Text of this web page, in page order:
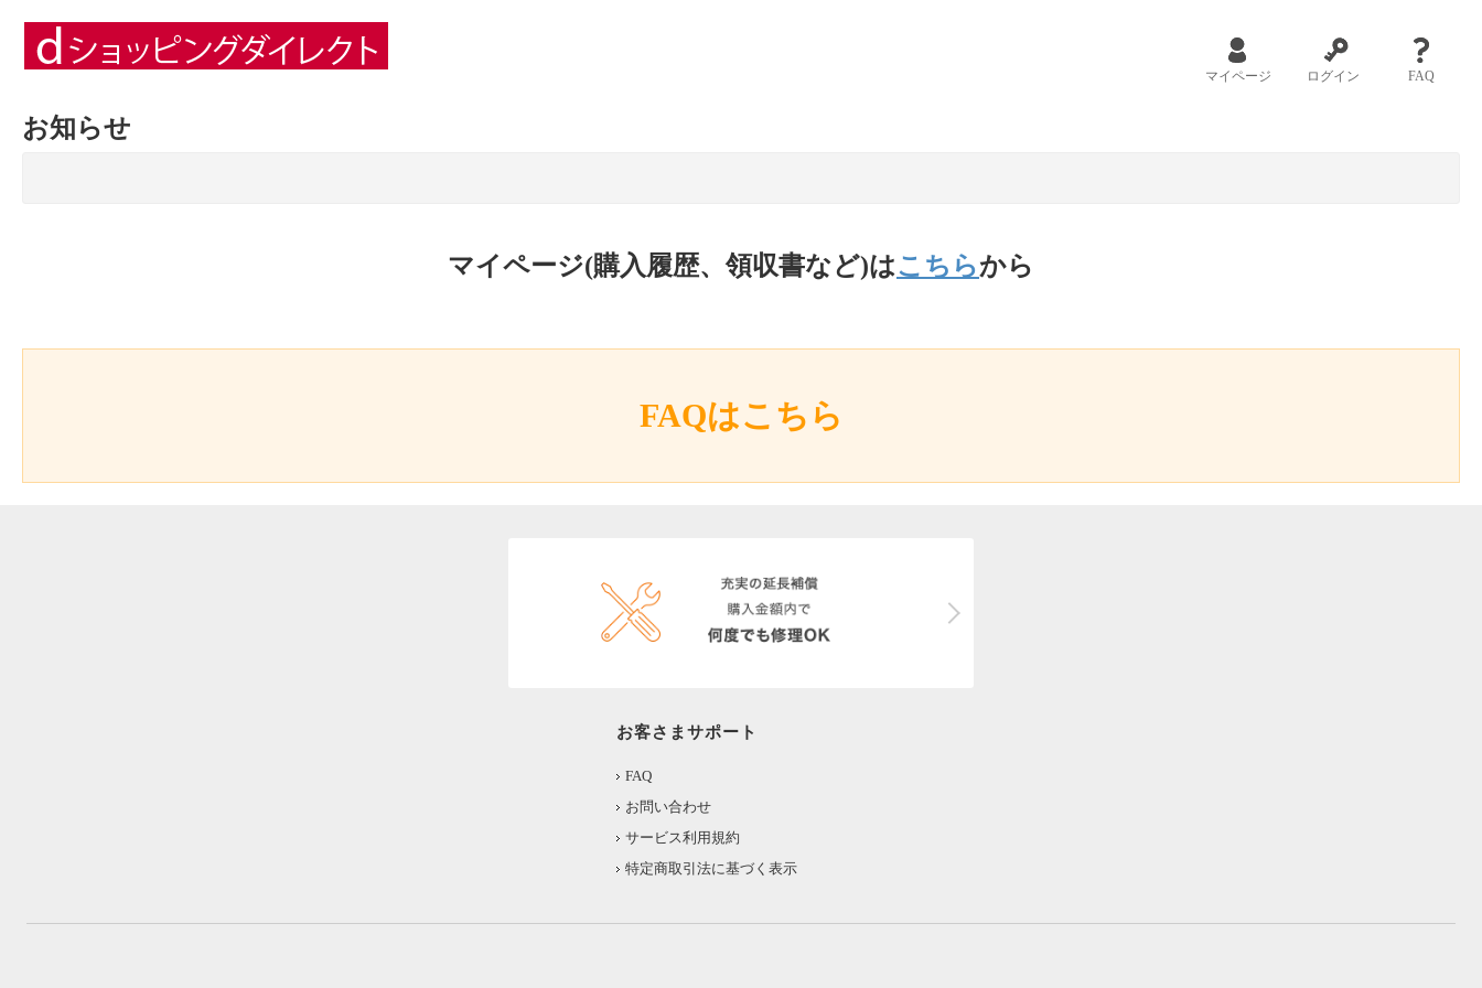
マイページ ログイン FAQ
お知らせ
マイページ(購入履歴、領収書など)はこちらから
FAQはこちら
お客さまサポート
FAQ
お問い合わせ
サービス利用規約
特定商取引法に基づく表示